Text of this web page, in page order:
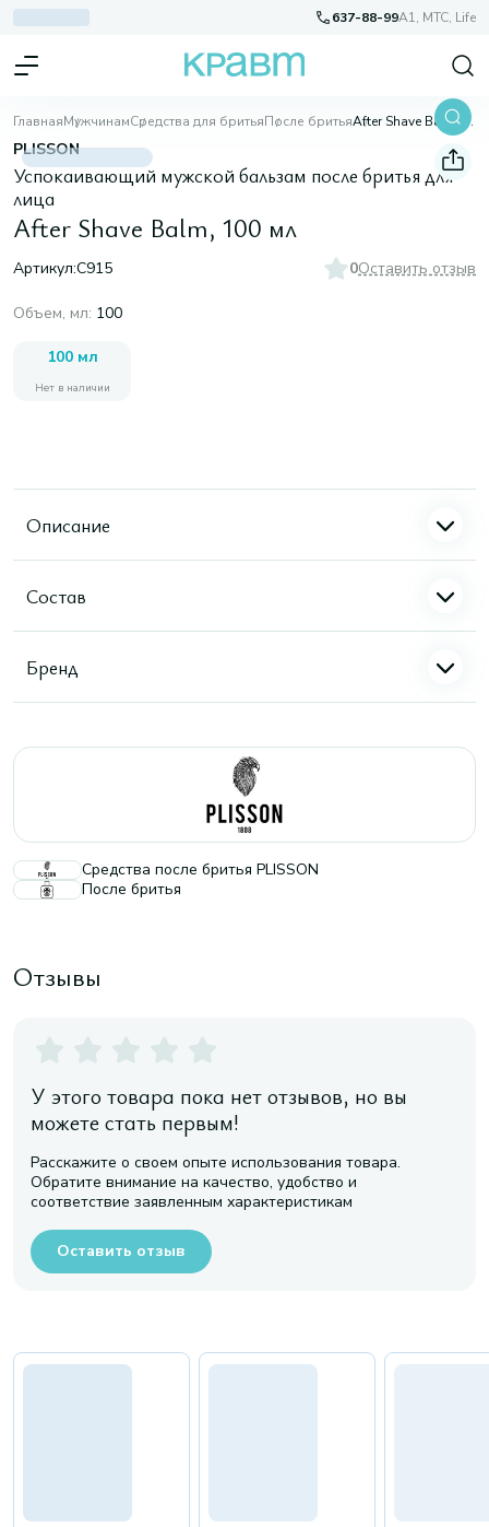
637-88-99A1, МТС, Life
ГлавнаяМужчинамСредства для бритьяПосле бритья After Shave Balm, 100 мл
PLISSON
Успокаивающий мужской бальзам после бритья для
лица
After Shave Balm, 100 мл
Артикул:C915 0Оставить отзыв
Объем, мл: 100
100 мл
Нет в наличии
Описание
Состав
Бренд
Средства после бритья PLISSON
После бритья
Отзывы
У этого товара пока нет отзывов, но вы
можете стать первым!
Расскажите о своем опыте использования товара.
Обратите внимание на качество, удобство и
соответствие заявленным характеристикам
Оставить отзыв